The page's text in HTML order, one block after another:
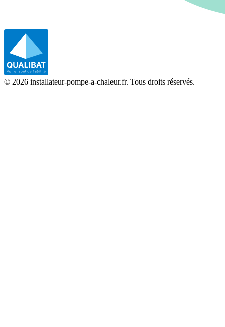
© 2026 installateur-pompe-a-chaleur.fr. Tous droits réservés.